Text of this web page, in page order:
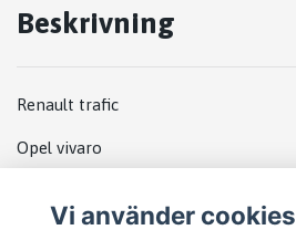
Beskrivning
Renault trafic
Opel vivaro
Vi använder cookies